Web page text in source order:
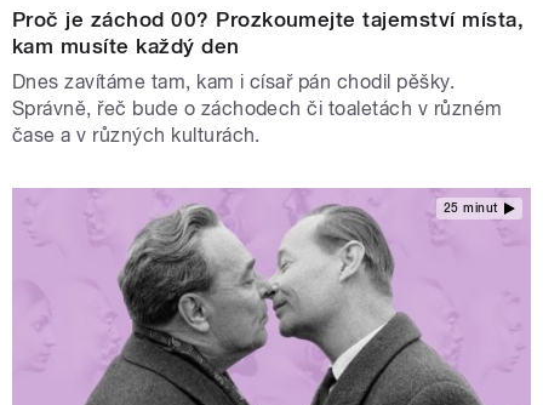
Proč je záchod 00? Prozkoumejte tajemství místa,
kam musíte každý den
Dnes zavítáme tam, kam i císař pán chodil pěšky.
Správně, řeč bude o záchodech či toaletách v různém
čase a v různých kulturách.
25 minut